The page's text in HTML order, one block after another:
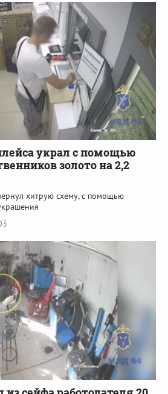
украл с помощью
золото на 2,2
хитрую схему, с помощью